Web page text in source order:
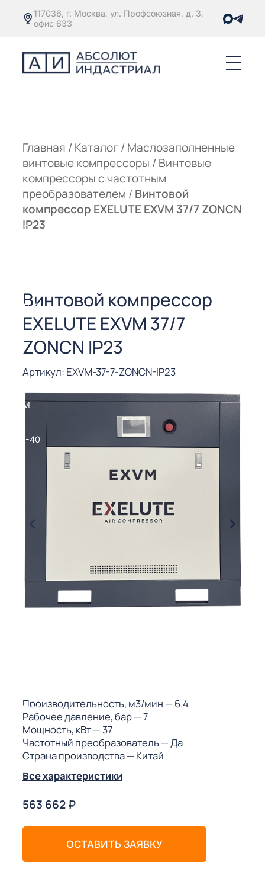
117036, г. Москва, ул. Профсоюзная, д. 3,
офис 633
Главная / Каталог/ Маслозаполненные
винтовые компрессоры / Винтовые
компрессоры с частотным
преобразователем / Винтовой
компрессор EXELUTE EXVM 37/7 ZONCN
IP23
Винтовой компрессор
EXELUTE EXVM 37/7
ZONCN IP23
Артикул: EXVM-37-7-ZONCN-IP23
Производительность, м3/мин — 6.4
Рабочее давление, бар— 7
Мощность, кВт— 37
Частотный преобразователь— Да
Страна производства— Китай
Все характеристики
563 662₽
ОСТАВИТЬ ЗАЯВКУ
С
(3-40
АИ